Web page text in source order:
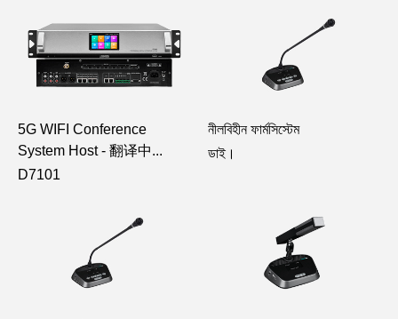
5G WIFI Conference
System Host - 翻译中...
D7101
নীলবিহীন ফার্মসিস্টেম
ডাই।